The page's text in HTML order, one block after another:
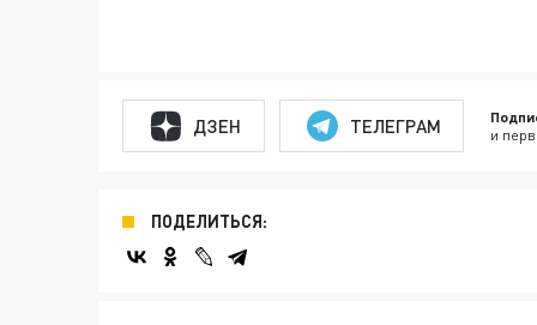
ДЗЕН ТЕЛЕГРАМ и
ПОДЕЛИТЬСЯ: